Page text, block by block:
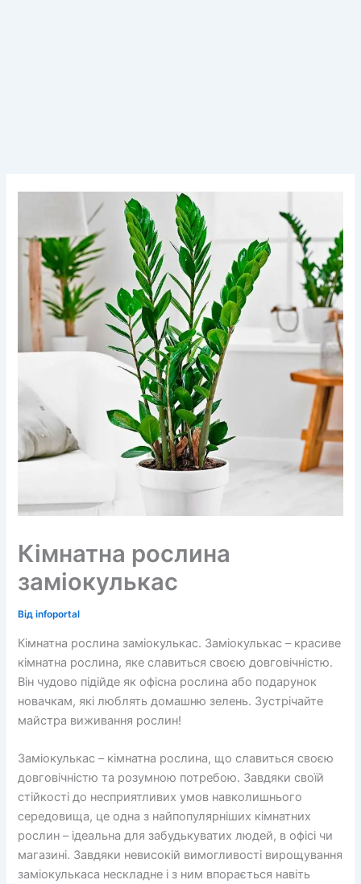
Кімнатна рослина
заміокулькас
Відinfoportal
Кімнатна рослина заміокулькас. Заміокулькас – красиве
кімнатна рослина, яке славиться своєю довговічністю.
Він чудово підійде як офісна рослина або подарунок
новачкам, які люблять домашню зелень. Зустрічайте
майстра виживання рослин!
Заміокулькас – кімнатна рослина, що славиться своєю
довговічністю та розумною потребою. Завдяки своїй
стійкості до несприятливих умов навколишнього
середовища, це одна з найпопулярніших кімнатних
рослин – ідеальна для забудькуватих людей, в офісі чи
магазині. Завдяки невисокій вимогливості вирощування
заміокулькаса нескладне і з ним впорається навіть